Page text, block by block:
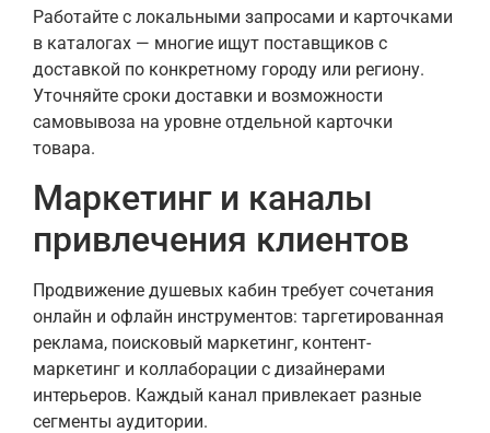
Работайте с локальными запросами и карточками
в каталогах — многие ищут поставщиков с
доставкой по конкретному городу или региону.
Уточняйте сроки доставки и возможности
самовывоза на уровне отдельной карточки
товара.
Маркетинг и каналы
привлечения клиентов
Продвижение душевых кабин требует сочетания
онлайн и офлайн инструментов: таргетированная
реклама, поисковый маркетинг, контент-
маркетинг и коллаборации с дизайнерами
интерьеров. Каждый канал привлекает разные
сегменты аудитории.